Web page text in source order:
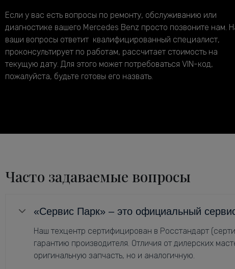
Если у вас есть вопросы по ремонту, обслуживанию или
диагностике вашего Mercedes Benz просто позвоните нам.
ваши вопросы ответит квалифицированный специалист,
проконсультирует по работам, рассчитает стоимость на
текущую дату. Для этого может потребоваться VIN-код,
пожалуйста, будьте готовы его назвать.
Часто задаваемые вопросы
«Сервис Парк» – это официальный
Наш техцентр сертифицирован в Росстандарт
гарантию производителя. Отличия от дилерских
оригинальную запчасть, но и аналогичную.